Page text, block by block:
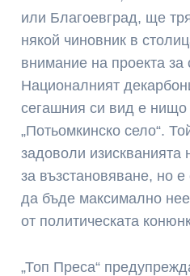
или Благоевград, ще
някой чиновник в
внимание на проекта
Националният
сегашния си вид е нищо
„Потьомкинско село“.
задоволи
за възстановяване, но е
да бъде максимално
от политическата
„Топ Преса“